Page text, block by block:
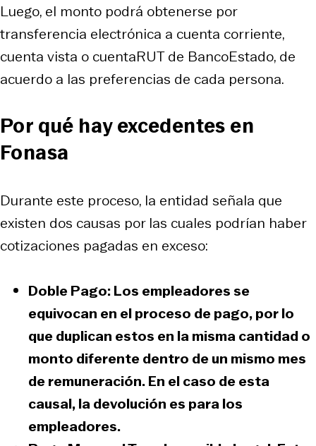
Luego, el monto podrá obtenerse por
transferencia electrónica a cuenta corriente,
cuenta vista o cuentaRUT de BancoEstado, de
acuerdo a las preferencias de cada persona.
Por qué hay excedentes en
Fonasa
Durante este proceso, la entidad señala que
existen dos causas por las cuales podrían haber
cotizaciones pagadas en exceso:
Doble Pago:Los empleadores se
equivocan en el proceso de pago, por lo
que duplican estos en la misma cantidad o
monto diferente dentro de un mismo mes
de remuneración. En el caso de esta
causal, la devolución es para los
empleadores.